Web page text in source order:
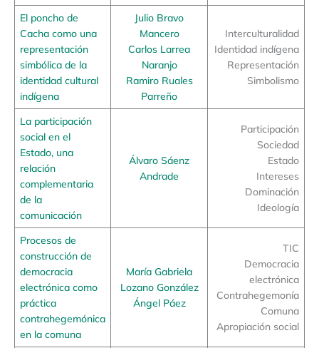
El poncho de
Cacha como una
representación
simbólica de la
identidad cultural
indígena
Julio Bravo
Mancero
Carlos Larrea
Naranjo
Ramiro Ruales
Parreño
Interculturalidad
Identidad indígena
Representación
Simbolismo
La participación
social en el
Estado, una
relación
complementaria
de la
comunicación
Álvaro Sáenz
Andrade
Participación
Sociedad
Estado
Intereses
Dominación
Ideología
Procesos de
construcción de
democracia
electrónica como
práctica
contrahegemónica
en la comuna
María Gabriela
Lozano González
Ángel Páez
TIC
Democracia
electrónica
Contrahegemonía
Comuna
Apropiación social